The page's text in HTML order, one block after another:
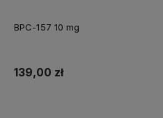
BPC-157 10 mg
139,00 zł